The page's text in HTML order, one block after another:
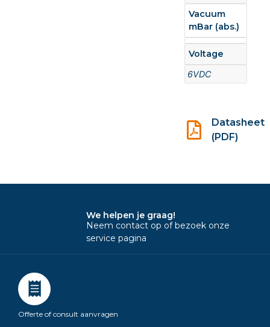
Vacuum
mBar (abs.)
Voltage
6VDC
Datasheet
(PDF)
We helpen je graag!
Neem contact op of bezoek onze
service pagina
Offerte of consult aanvragen